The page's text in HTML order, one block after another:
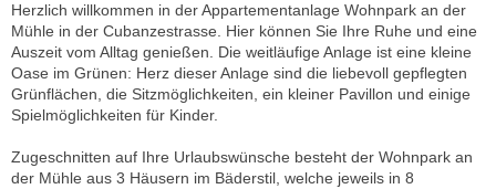
Herzlich willkommen in der Appartementanlage Wohnpark an der
Mühle in der Cubanzestrasse. Hier können Sie Ihre Ruhe und eine
Auszeit vom Alltag genießen. Die weitläufige Anlage ist eine kleine
Oase im Grünen: Herz dieser Anlage sind die liebevoll gepflegten
Grünflächen, die Sitzmöglichkeiten, ein kleiner Pavillon und einige
Spielmöglichkeiten für Kinder.
Zugeschnitten auf Ihre Urlaubswünsche besteht der Wohnpark an
der Mühle aus 3 Häusern im Bäderstil, welche jeweils in 8